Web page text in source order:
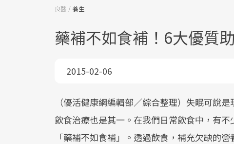
良醫 養生
藥補不如食補！6大優質
2015-02-06
（優活健康網編輯部／綜合整理）失眠可說
飲食治療也是其一。在我們日常飲食中，有
「藥補不如食補」。透過飲食，補充欠缺的